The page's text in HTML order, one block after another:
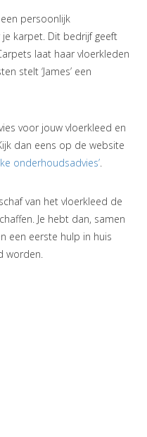
een persoonlijk
karpet. Dit bedrijf geeft
laat haar vloerkleden
stelt ‘James’ een
voor jouw vloerkleed en
dan eens op de website
onderhoudsadvies’.
van het vloerkleed de
Je hebt dan, samen
een eerste hulp in huis
worden.